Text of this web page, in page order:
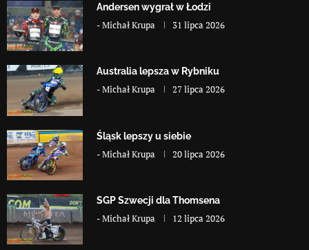
Andersen wygrał w Łodzi
-Michał Krupa 31 lipca 2026
Australia lepsza w Rybniku
-Michał Krupa 27 lipca 2026
Śląsk lepszy u siebie
-Michał Krupa 20 lipca 2026
SGP Szwecji dla Thomsena
-Michał Krupa 12 lipca 2026